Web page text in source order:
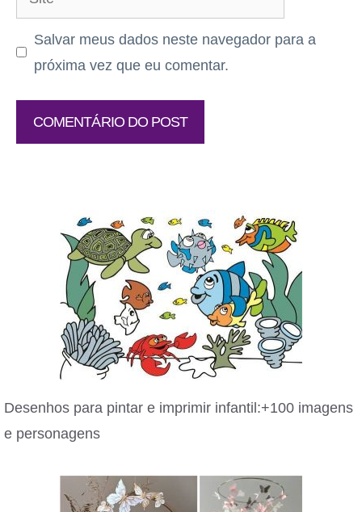
Salvar meus dados neste navegador para a
próxima vez que eu comentar.
Desenhos para pintar e imprimir infantil:+100 imagens
e personagens